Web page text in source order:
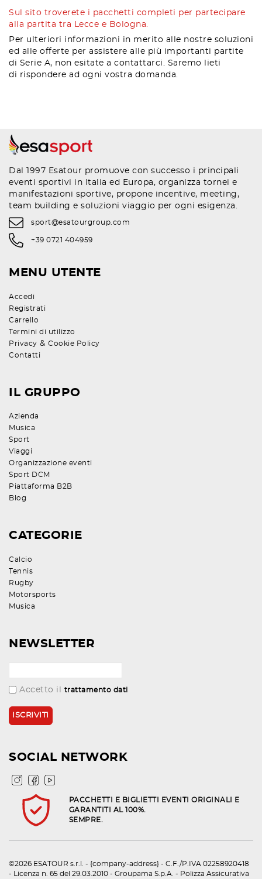
Sul sito troverete i pacchetti completi per partecipare
alla partita tra Lecce e Bologna.
Per ulteriori informazioni in merito alle nostre soluzioni
ed alle offerte per assistere alle più importanti partite
di Serie A, non esitate a contattarci. Saremo lieti
di rispondere ad ogni vostra domanda.
Dal 1997 Esatour promuove con successo i principali
eventi sportivi in Italia ed Europa, organizza tornei e
manifestazioni sportive, propone incentive, meeting,
team building e soluzioni viaggio per ogni esigenza.
sport@esatourgroup.com
+39 0721 404959
MENU UTENTE
Accedi
Registrati
Carrello
Termini di utilizzo
Privacy & Cookie Policy
Contatti
IL GRUPPO
Azienda
Musica
Sport
Viaggi
Organizzazione eventi
Sport DCM
Piattaforma B2B
Blog
CATEGORIE
Calcio
Tennis
Rugby
Motorsports
Musica
NEWSLETTER
Accetto il trattamento dati
SOCIAL NETWORK
PACCHETTI E BIGLIETTI EVENTI ORIGINALI E
GARANTITI AL 100%.
SEMPRE.
©2026 ESATOUR s.r.l. - {company-address} - C.F./P.IVA 02258920418
- Licenza n. 65 del 29.03.2010 - Groupama S.p.A. - Polizza Assicurativa